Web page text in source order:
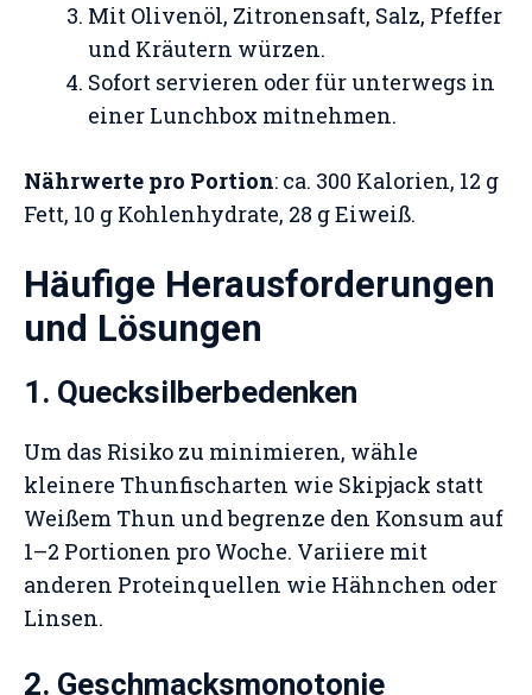
Mit Olivenöl, Zitronensaft, Salz, Pfeffer
und Kräutern würzen.
Sofort servieren oder für unterwegs in
einer Lunchbox mitnehmen.
Nährwerte pro Portion: ca. 300 Kalorien, 12 g
Fett, 10 g Kohlenhydrate, 28 g Eiweiß.
Häufige Herausforderungen
und Lösungen
1. Quecksilberbedenken
Um das Risiko zu minimieren, wähle
kleinere Thunfischarten wie Skipjack statt
Weißem Thun und begrenze den Konsum auf
1–2 Portionen pro Woche. Variiere mit
anderen Proteinquellen wie Hähnchen oder
Linsen.
2. Geschmacksmonotonie